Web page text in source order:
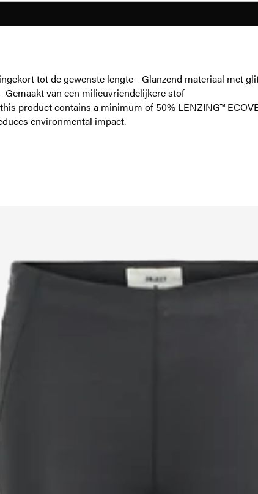
tot de gewenste lengte - Glanzend materiaal met
van een milieuvriendelijkere stof
product contains a minimum of 50% LENZING™
environmental impact.